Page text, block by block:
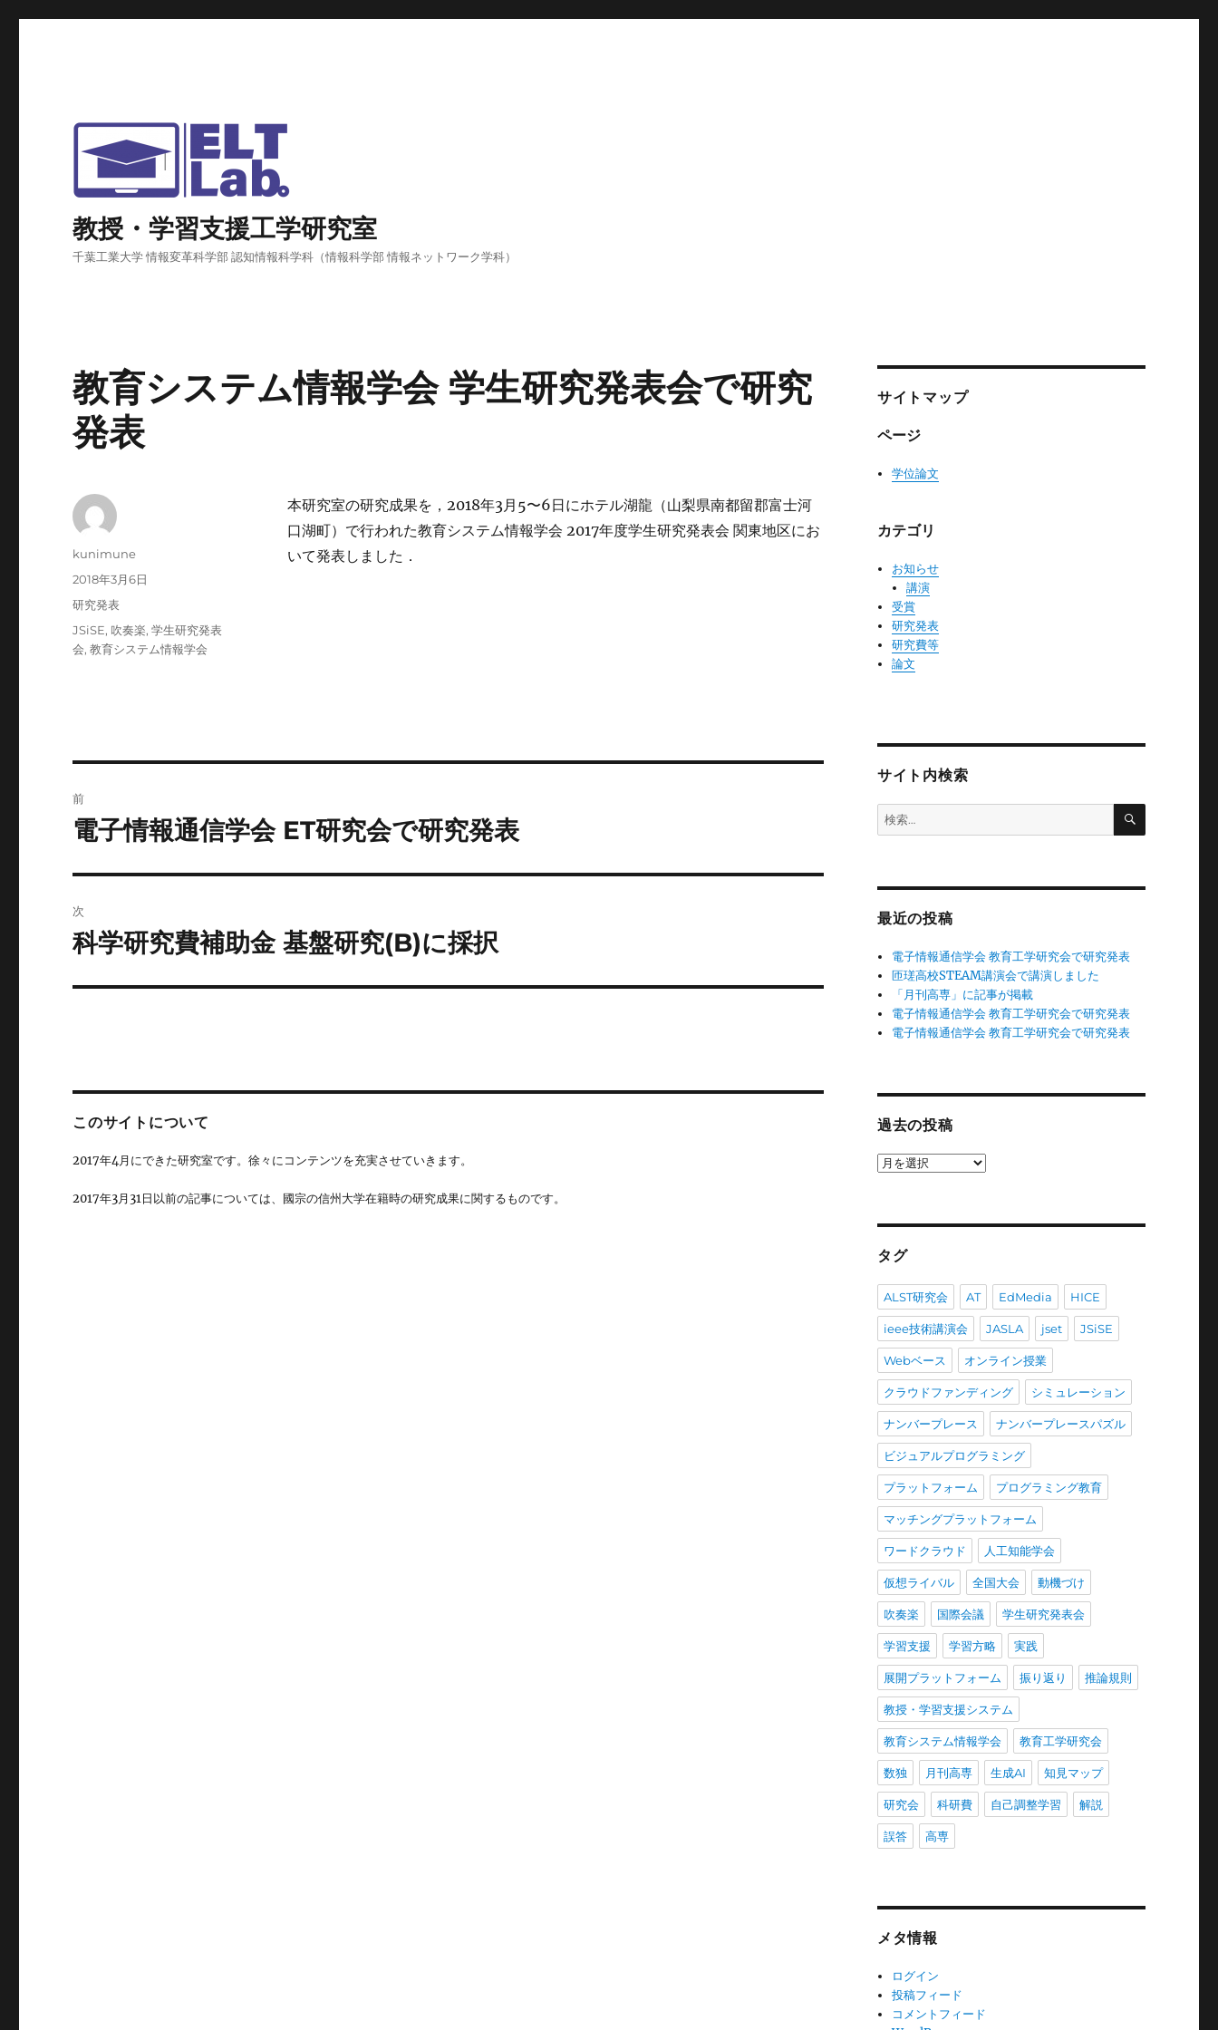
教授・学習支援工学研究室
千葉工業大学 情報変革科学部 認知情報科学科（情報科学部 情報ネットワーク学科）
教育システム情報学会 学生研究発表会で研究
発表
本研究室の研究成果を，2018年3月5〜6日にホテル湖龍（山梨県南都留郡富士河
口湖町）で行われた教育システム情報学会 2017年度学生研究発表会 関東地区にお
いて発表しました．
投
kunimune
投
稿
2018年3月6日
カ
ゴ
研究発表
タ
グ
JSiSE, 吹奏楽,学生研究発表
会,教育システム情報学会
稿
ゲ
ン
前
前
投
稿:
電子情報通信学会 ET研究会で研究発表
次
次
投
科学研究費補助金 基盤研究(B)に採択
このサイトについて
2017年4月にできた研究室です。徐々にコンテンツを充実させていきます。
2017年3月31日以前の記事については、國宗の信州大学在籍時の研究成果に関するものです。
サイトマップ
ページ
学位論文
カテゴリ
お知らせ
講演
受賞
研究発表
研究費等
論文
サイト内検索
検
索:
検
最近の投稿
電子情報通信学会 教育工学研究会で研究発表
匝瑳高校STEAM講演会で講演しました
「月刊高専」に記事が掲載
電子情報通信学会 教育工学研究会で研究発表
電子情報通信学会 教育工学研究会で研究発表
過去の投稿
過
タグ
ALST研究会 AT EdMedia HICE
ieee技術講演会 JASLA jset JSiSE
Webベース オンライン授業
クラウドファンディング シミュレーション
ナンバープレース ナンバープレースパズル
ビジュアルプログラミング
プラットフォーム プログラミング教育
マッチングプラットフォーム
ワードクラウド 人工知能学会
仮想ライバル 全国大会 動機づけ
吹奏楽 国際会議 学生研究発表会
学習支援 学習方略 実践
展開プラットフォーム 振り返り 推論規則
教授・学習支援システム
教育システム情報学会 教育工学研究会
数独 月刊高専 生成AI 知見マップ
研究会 科研費 自己調整学習 解説
誤答 高専
メタ情報
ログイン
投稿フィード
コメントフィード